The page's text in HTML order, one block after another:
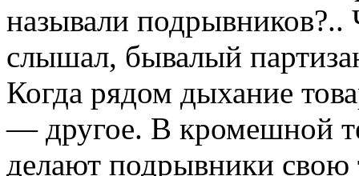
называли подрывников?..
слышал, бывалый
Когда рядом дыхание
— другое. В кромешной
делают подрывники